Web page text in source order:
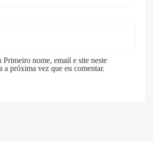
Primeiro nome, email e site neste
a próxima vez que eu comentar.